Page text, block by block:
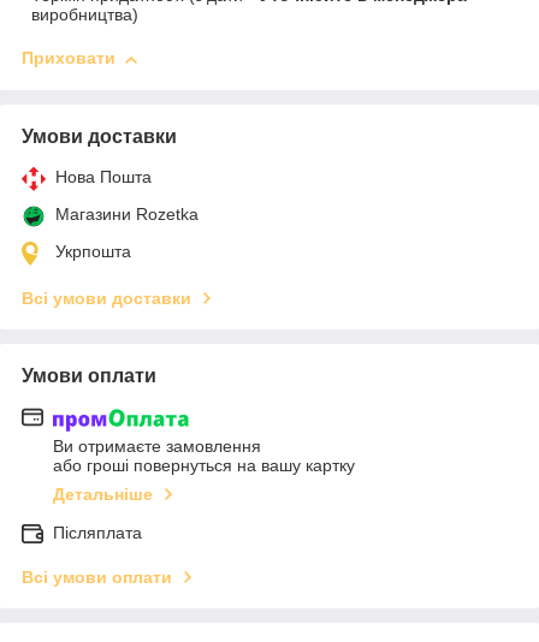
виробництва)
Приховати
Умови доставки
Нова Пошта
Магазини Rozetka
Укрпошта
Всі умови доставки
Умови оплати
Ви отримаєте замовлення
або гроші повернуться на вашу картку
Детальніше
Післяплата
Всі умови оплати